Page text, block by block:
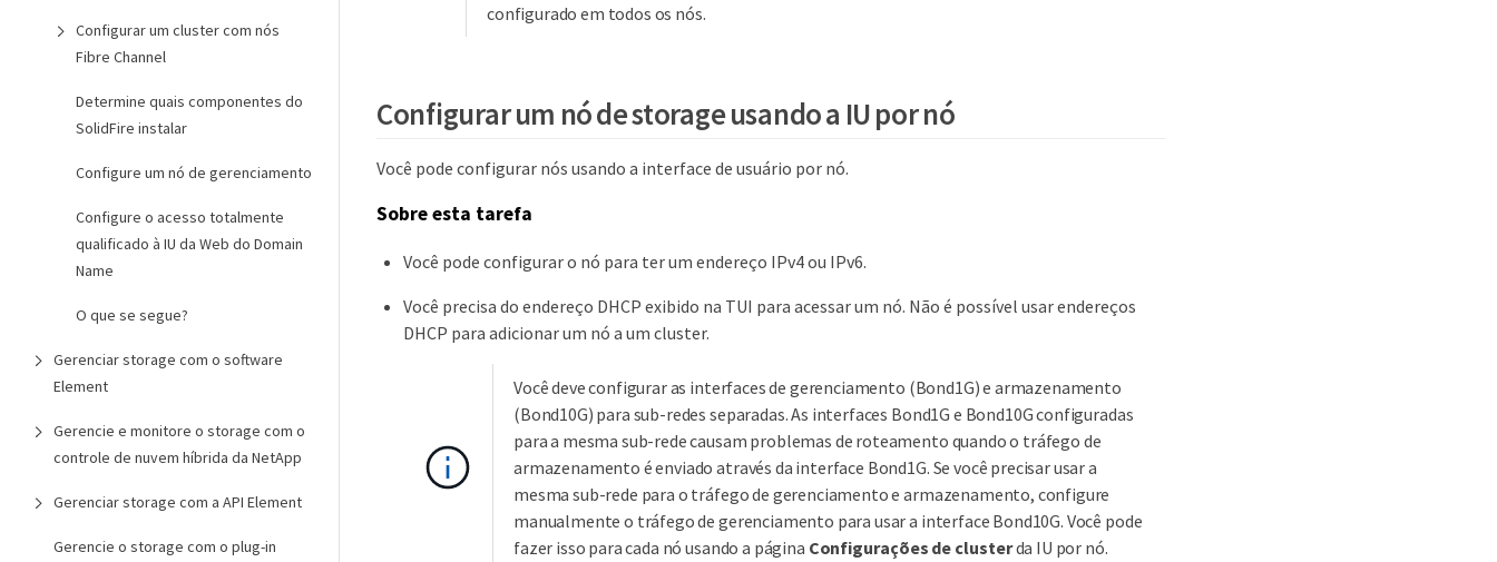
Configurar um cluster com nós
Fibre Channel
Determine quais componentes do
SolidFire instalar
Configure um nó de gerenciamento
Configure o acesso totalmente
qualificado à IU da Web do Domain
Name
O que se segue?
Gerenciar storage com o software
Element
Gerencie e monitore o storage com o
controle de nuvem híbrida da NetApp
Gerenciar storage com a API Element
Gerencie o storage com o plug-in
configurado em todos os nós.
Configurar um nó de storage usando a IU por nó
Você pode configurar nós usando a interface de usuário por nó.
Sobre esta tarefa
Você pode configurar o nó para ter um endereço IPv4 ou IPv6.
Você precisa do endereço DHCP exibido na TUI para acessar um nó. Não é possível usar endereços
DHCP para adicionar um nó a um cluster.
Você deve configurar as interfaces de gerenciamento (Bond1G) e armazenamento
(Bond10G) para sub-redes separadas. As interfaces Bond1G e Bond10G configuradas
para a mesma sub-rede causam problemas de roteamento quando o tráfego de
armazenamento é enviado através da interface Bond1G. Se você precisar usar a
mesma sub-rede para o tráfego de gerenciamento e armazenamento, configure
manualmente o tráfego de gerenciamento para usar a interface Bond10G. Você pode
fazer isso para cada nó usando a página Configurações de clusterda IU por nó.